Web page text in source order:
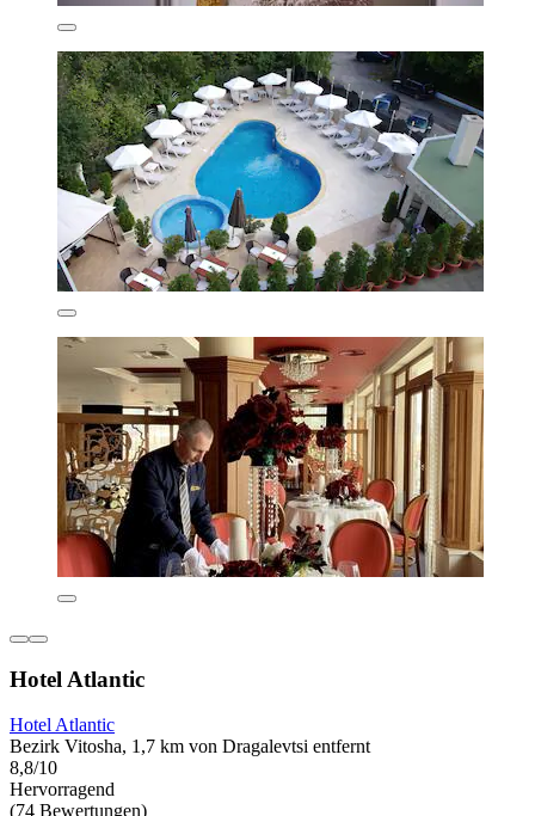
Hotel Atlantic
Hotel Atlantic
Bezirk Vitosha, 1,7 km von Dragalevtsi entfernt
8,8/10
Hervorragend
(74 Bewertungen)